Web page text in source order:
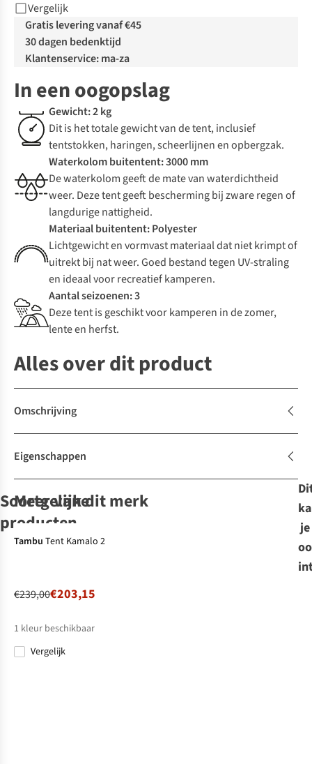
Vergelijk
Gratis levering vanaf €45
30 dagen bedenktijd
Klantenservice: ma-za
In een oogopslag
Gewicht: 2 kg
Dit is het totale gewicht van de tent, inclusief
tentstokken, haringen, scheerlijnen en opbergzak.
Waterkolom buitentent: 3000 mm
De waterkolom geeft de mate van waterdichtheid
weer. Deze tent geeft bescherming bij zware regen of
langdurige nattigheid.
Materiaal buitentent: Polyester
Lichtgewicht en vormvast materiaal dat niet krimpt of
uitrekt bij nat weer. Goed bestand tegen UV-straling
en ideaal voor recreatief kamperen.
Aantal seizoenen: 3
Deze tent is geschikt voor kamperen in de zomer,
lente en herfst.
Alles over dit product
Omschrijving
Eigenschappen
Soortgelijke
producten
-50%
2
€124,98
Afmetingen
Meer van dit merk
Tambu Tent Kamalo 2
€239,00€203,15
1 kleur beschikbaar
Vergelijk
je